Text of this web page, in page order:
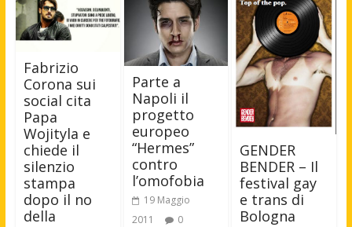
Fabrizio
Corona sui
social cita
Papa
Wojityla e
chiede il
silenzio
stampa
dopo il no
della
Parte a
Napoli il
progetto
europeo
“Hermes”
contro
l’omofobia
19 Maggio
2011
0
GENDER
BENDER – Il
festival gay
e trans di
Bologna